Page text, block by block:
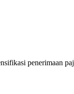
penerimaan